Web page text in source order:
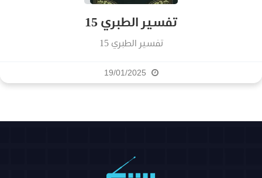
تفسير الطبري 15
تفسير الطبري 15